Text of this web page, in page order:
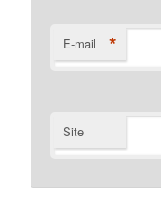
E-mail *
Site